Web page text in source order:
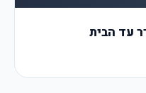
עד הבית